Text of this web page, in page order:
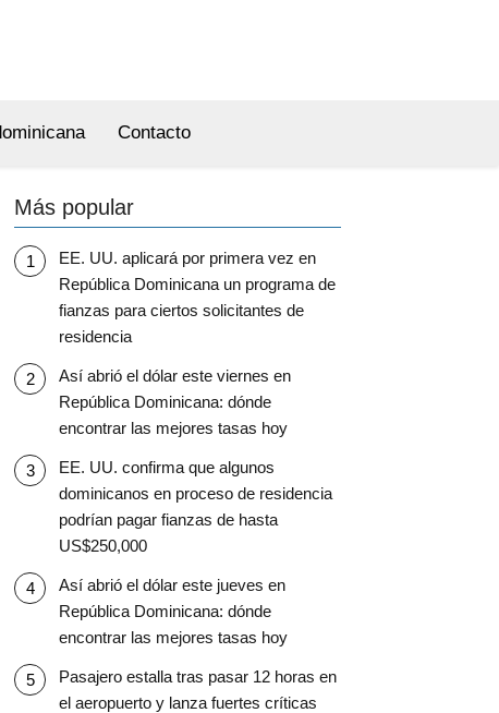
Contacto
Más popular
EE. UU. aplicará por primera vez en
República Dominicana un programa de
fianzas para ciertos solicitantes de
residencia
Así abrió el dólar este viernes en
República Dominicana: dónde
encontrar las mejores tasas hoy
EE. UU. confirma que algunos
dominicanos en proceso de residencia
podrían pagar fianzas de hasta
US$250,000
Así abrió el dólar este jueves en
República Dominicana: dónde
encontrar las mejores tasas hoy
Pasajero estalla tras pasar 12 horas en
el aeropuerto y lanza fuertes críticas